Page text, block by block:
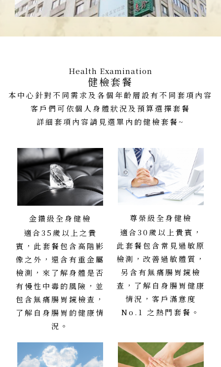
Health Examination
健檢套餐
本中心針對不同需求及各個年齡層設有不同套項內容
客戶們可依個人身體狀況及預算選擇套餐
詳細套項內容請見選單內的健檢套餐~
金鑽級全身健檢
適合35歲以上之貴
賓，此套餐包含高階影
像之外，還含有重金屬
檢測，來了解身體是否
有慢性中毒的風險，並
包含無痛腸胃鏡檢查，
了解自身腸胃的健康情
況。
尊榮級全身健檢
適合30歲以上貴賓，
此套餐包含常見過敏原
檢測，改善過敏體質，
另含有無痛腸胃鏡檢
查，了解自身腸胃健康
情況，客戶滿意度
No.1 之熱門套餐。